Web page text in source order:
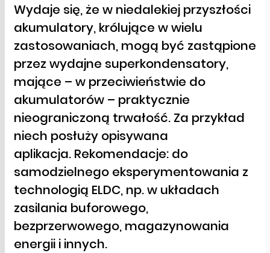
Wydaje się, że w niedalekiej przyszłości
akumulatory, królujące w wielu
zastosowaniach, mogą być zastąpione
przez wydajne superkondensatory,
mające – w przeciwieństwie do
akumulatorów – praktycznie
nieograniczoną trwałość. Za przykład
niech posłuży opisywana
aplikacja. Rekomendacje: do
samodzielnego eksperymentowania z
technologią ELDC, np. w układach
zasilania buforowego,
bezprzerwowego, magazynowania
energii i innych.